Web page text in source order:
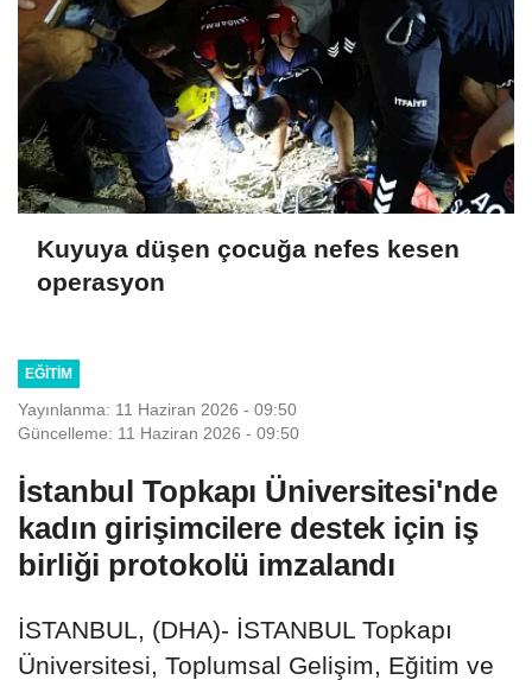
Kuyuya düşen çocuğa nefes kesen
operasyon
EĞITIM
Yayınlanma: 11 Haziran 2026 - 09:50
Güncelleme: 11 Haziran 2026 - 09:50
İstanbul Topkapı Üniversitesi'nde
kadın girişimcilere destek için iş
birliği protokolü imzalandı
İSTANBUL, (DHA)- İSTANBUL Topkapı
Üniversitesi, Toplumsal Gelişim, Eğitim ve